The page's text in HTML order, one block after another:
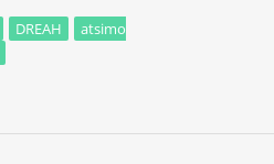
DREAH
atsimo